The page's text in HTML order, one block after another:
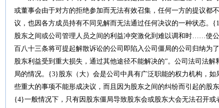
或董事会由于对方的拒绝参加而无法有效召集，任何一方的提议都
议，也因各方成员持有不同见解而无法通过任何决议的一种状态。
股东之间或公司管理人员之间的利益冲突激化到难以调和时……使
百八十三条将可提起解散诉讼的公司即陷入公司僵局的公司归纳为
股东利益受到重大损失，通过其他途径不能解决的”。公司法司法
局的情况。{3}股东（大）会是公司中具有广泛职能的权力机构，
些重大的事项不能形成决议，而且因为股东之间的纠纷而引起的股
{4}一般情况下，只有因股东僵局导致股东会或股东大会无法召开